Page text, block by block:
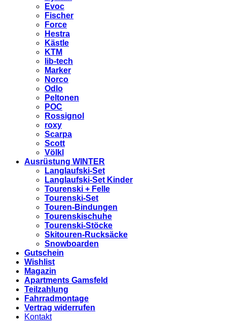
Evoc
Fischer
Force
Hestra
Kästle
KTM
lib-tech
Marker
Norco
Odlo
Peltonen
POC
Rossignol
roxy
Scarpa
Scott
Völkl
Ausrüstung WINTER
Langlaufski-Set
Langlaufski-Set Kinder
Tourenski + Felle
Tourenski-Set
Touren-Bindungen
Tourenskischuhe
Tourenski-Stöcke
Skitouren-Rucksäcke
Snowboarden
Gutschein
Wishlist
Magazin
Apartments Gamsfeld
Teilzahlung
Fahrradmontage
Vertrag widerrufen
Kontakt